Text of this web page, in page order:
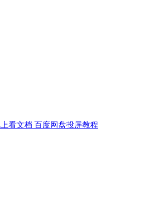
看文档 百度网盘投屏教程